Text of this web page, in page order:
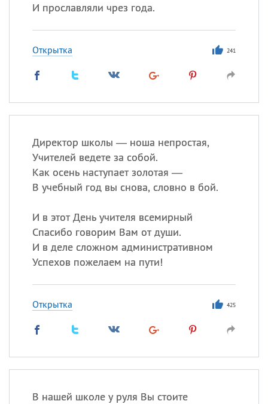
И прославляли чрез года.
Открытка 241
Директор школы — ноша непростая,
Учителей ведете за собой.
Как осень наступает золотая —
В учебный год вы снова, словно в бой.
И в этот День учителя всемирный
Спасибо говорим Вам от души.
И в деле сложном административном
Успехов пожелаем на пути!
Открытка 425
В нашей школе у руля Вы стоите